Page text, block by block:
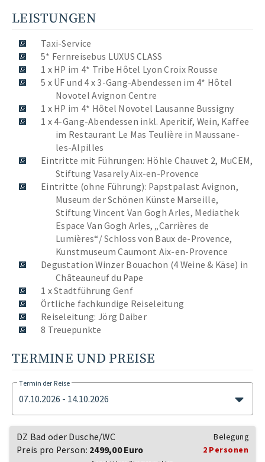
LEISTUNGEN
Taxi-Service
5* Fernreisebus LUXUS CLASS
1 x HP im 4* Tribe Hôtel Lyon Croix Rousse
5 x ÜF und 4 x 3-Gang-Abendessen im 4* Hôtel
Novotel Avignon Centre
1 x HP im 4* Hôtel Novotel Lausanne Bussigny
1 x 4-Gang-Abendessen inkl. Aperitif, Wein, Kaffee
im Restaurant Le Mas Teulière in Maussane-
les-Alpilles
Eintritte mit Führungen: Höhle Chauvet 2, MuCEM,
Stiftung Vasarely Aix-en-Provence
Eintritte (ohne Führung): Papstpalast Avignon,
Museum der Schönen Künste Marseille,
Stiftung Vincent Van Gogh Arles, Mediathek
Espace Van Gogh Arles, „Carrières de
Lumières“/ Schloss von Baux de-Provence,
Kunstmuseum Caumont Aix-en-Provence
Degustation Winzer Bouachon (4 Weine & Käse) in
Châteauneuf du Pape
1 x Stadtführung Genf
Örtliche fachkundige Reiseleitung
Reiseleitung: Jörg Daiber
8 Treuepunkte
TERMINE UND PREISE
Termin der Reise
07.10.2026 - 14.10.2026
DZ Bad oder Dusche/WC
Preis pro Person: 2499,00 Euro
Belegung
2 Personen